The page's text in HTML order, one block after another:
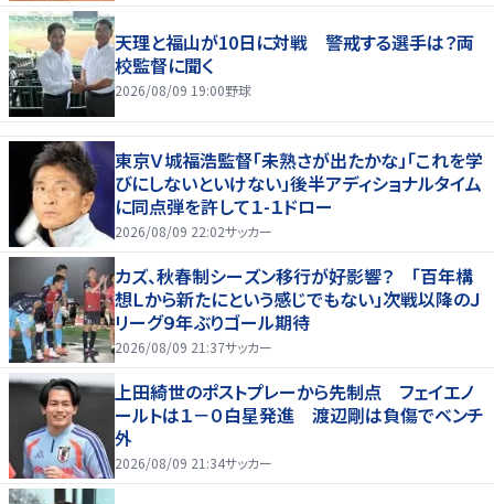
天理と福山が10日に対戦 警戒する選手は？両
校監督に聞く
2026/08/09 19:00野球
東京Ｖ城福浩監督「未熟さが出たかな」「これを学
びにしないといけない」後半アディショナルタイム
に同点弾を許して１-１ドロー
2026/08/09 22:02サッカー
カズ、秋春制シーズン移行が好影響？ 「百年構
想Ｌから新たにという感じでもない」次戦以降のＪ
リーグ９年ぶりゴール期待
2026/08/09 21:37サッカー
上田綺世のポストプレーから先制点 フェイエノ
ールトは１－０白星発進 渡辺剛は負傷でベンチ
外
2026/08/09 21:34サッカー